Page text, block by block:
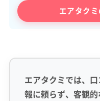
エアタク
エアタクミでは、
報に頼らず、客観